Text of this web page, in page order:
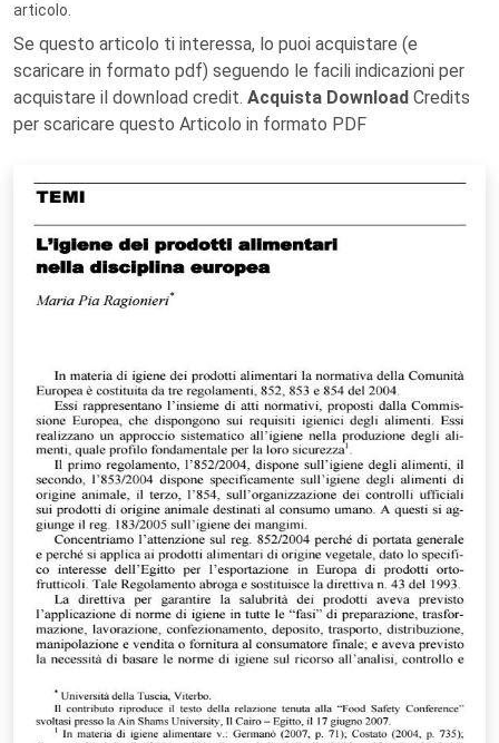
articolo.
Se questo articolo ti interessa, lo puoi acquistare (e
scaricare in formato pdf) seguendo le facili indicazioni per
acquistare il download credit. Acquista Download Credits
per scaricare questo Articolo in formato PDF